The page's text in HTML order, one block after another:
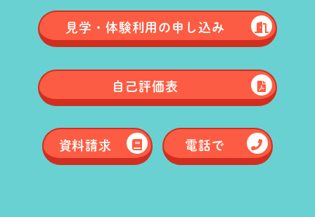
見学・体験利用の申し込み
自己評価表
資料請求 電話で